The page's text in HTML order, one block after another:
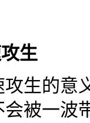
生
生的意
被一波